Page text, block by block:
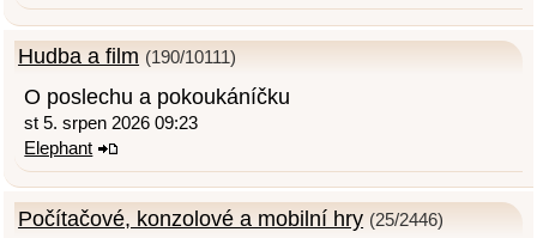
Hudba a film (190/10111)
O poslechu a pokoukáníčku
st 5. srpen 2026 09:23
Elephant
Počítačové, konzolové a mobilní hry (25/2446)